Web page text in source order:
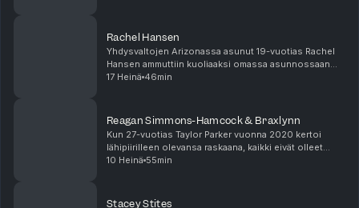
Rachel Hansen
Yhdysvaltojen Arizonassa asunut 19-vuotias Rachel
Hansen ammuttiin kuoliaaksi omassa asunnossaan
keskellä yötä kesäkuussa 2021. Rachel oli ennen
17 Heinä 46min
Reagan Simmons-Hamcock & Braxlynn
Kun 27-vuotias Taylor Parker vuonna 2020 kertoi
lähipiirilleen olevansa raskaana, kaikki eivät olleet
pelkästään innoissaan. Taylor oli aikaisemmin jäänyt
10 Heinä 55min
Stacey Stites